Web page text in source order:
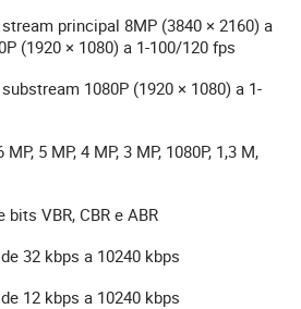
principal 8MP (3840 × 2160) a
(1920 × 1080) a 1-100/120 fps
1080P (1920 × 1080) a 1-
5 MP, 4 MP, 3 MP, 1080P, 1,3 M,
VBR, CBR e ABR
32 kbps a 10240 kbps
12 kbps a 10240 kbps